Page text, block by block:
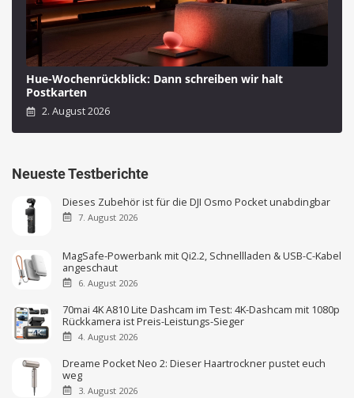
Hue-Wochenrückblick: Dann schreiben wir halt
Postkarten
2. August 2026
Neueste Testberichte
Dieses Zubehör ist für die DJI Osmo Pocket unabdingbar
7. August 2026
MagSafe-Powerbank mit Qi2.2, Schnellladen & USB-C-Kabel
angeschaut
6. August 2026
70mai 4K A810 Lite Dashcam im Test: 4K-Dashcam mit 1080p
Rückkamera ist Preis-Leistungs-Sieger
4. August 2026
Dreame Pocket Neo 2: Dieser Haartrockner pustet euch
weg
3. August 2026